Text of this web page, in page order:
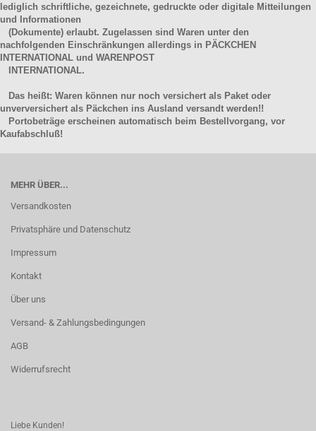
lediglich schriftliche, gezeichnete, gedruckte oder digitale Mitteilungen
und Informationen
(Dokumente) erlaubt. Zugelassen sind Waren unter den
nachfolgenden Einschränkungen allerdings in PÄCKCHEN
INTERNATIONAL und WARENPOST
INTERNATIONAL.
Das heißt: Waren können nur noch versichert als Paket oder
unverversichert als Päckchen ins Ausland versandt werden!!
Portobeträge erscheinen automatisch beim Bestellvorgang, vor
Kaufabschluß!
MEHR ÜBER...
Versandkosten
Privatsphäre und Datenschutz
Impressum
Kontakt
Über uns
Versand- & Zahlungsbedingungen
AGB
Widerrufsrecht
Liebe Kunden!